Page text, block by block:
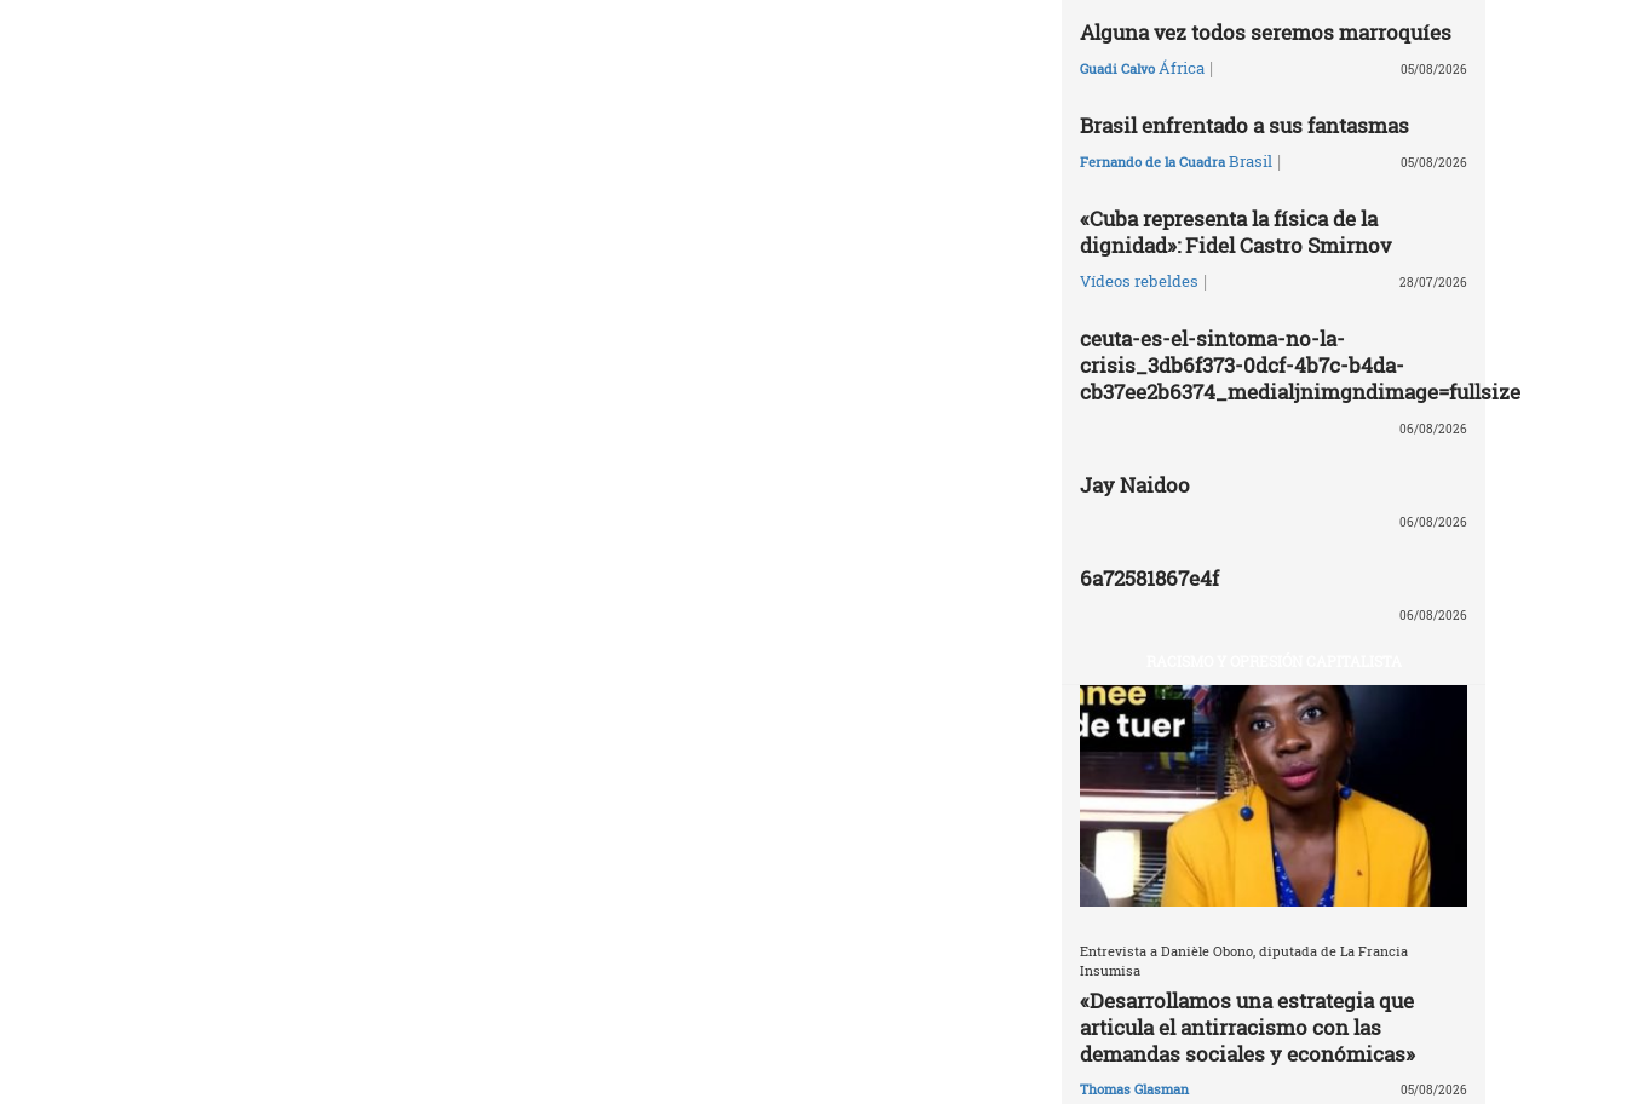
Alguna vez todos seremos marroquíes
Guadi Calvo África | 05/08/2026
Brasil enfrentado a sus fantasmas
Fernando de la Cuadra Brasil | 05/08/2026
«Cuba representa la física de la
dignidad»: Fidel Castro Smirnov
Vídeos rebeldes | 28/07/2026
ceuta-es-el-sintoma-no-la-
crisis_3db6f373-0dcf-4b7c-b4da-
cb37ee2b6374_medialjnimgndimage=fullsize
06/08/2026
Jay Naidoo
06/08/2026
6a72581867e4f
06/08/2026
Entrevista a Danièle Obono, diputada de La Francia
Insumisa
«Desarrollamos una estrategia que
articula el antirracismo con las
demandas sociales y económicas»
Thomas Glasman 05/08/2026